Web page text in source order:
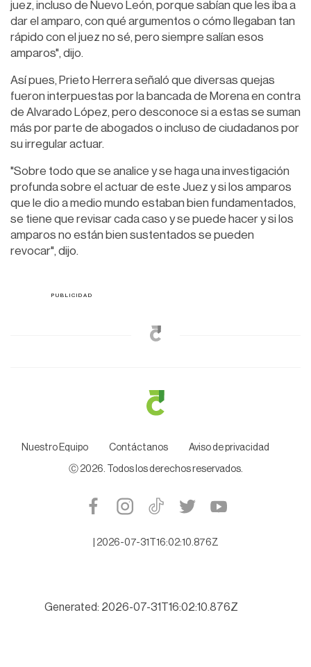
juez, incluso de Nuevo León, porque sabían que les iba a
dar el amparo, con qué argumentos o cómo llegaban tan
rápido con el juez no sé, pero siempre salían esos
amparos", dijo.
Así pues, Prieto Herrera señaló que diversas quejas
fueron interpuestas por la bancada de Morena en contra
de Alvarado López, pero desconoce si a estas se suman
más por parte de abogados o incluso de ciudadanos por
su irregular actuar.
"Sobre todo que se analice y se haga una investigación
profunda sobre el actuar de este Juez y si los amparos
que le dio a medio mundo estaban bien fundamentados,
se tiene que revisar cada caso y se puede hacer y si los
amparos no están bien sustentados se pueden
revocar", dijo.
Nuestro Equipo Contáctanos Aviso de privacidad
Ⓒ 2026. Todos los derechos reservados.
2026-07-31T16:02:10.876Z
Generated: 2026-07-31T16:02:10.876Z